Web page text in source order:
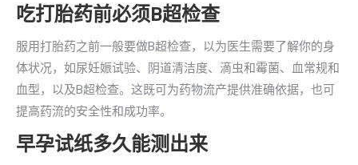
吃打胎药前必须B超检查
服用打胎药之前一般要做B超检查，以为医生需要了解你的身
体状况，如尿妊娠试验、阴道清洁度、滴虫和霉菌、血常规和
血型，以及B超检查。这既可为药物流产提供准确依据，也可
提高药流的安全性和成功率。
早孕试纸多久能测出来